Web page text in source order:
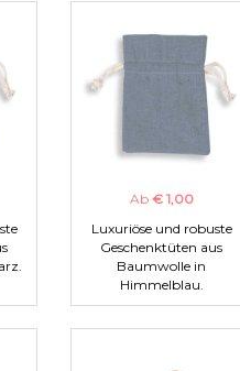
Ab € 1,00
Luxuriöse und robuste
Geschenktüten aus
Baumwolle in
Himmelblau.